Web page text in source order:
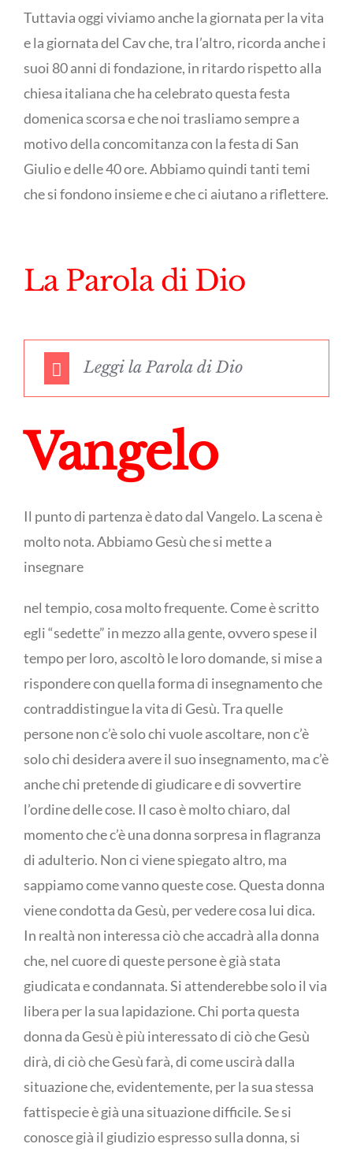
Tuttavia oggi viviamo anche la giornata per la vita
e la giornata del Cav che, tra l’altro, ricorda anche i
suoi 80 anni di fondazione, in ritardo rispetto alla
chiesa italiana che ha celebrato questa festa
domenica scorsa e che noi trasliamo sempre a
motivo della concomitanza con la festa di San
Giulio e delle 40 ore. Abbiamo quindi tanti temi
che si fondono insieme e che ci aiutano a riflettere.
La Parola di Dio
Leggi la Parola di Dio
Vangelo
Il punto di partenza è dato dal Vangelo. La scena è
molto nota. Abbiamo Gesù che si mette a
insegnare
nel tempio, cosa molto frequente. Come è scritto
egli “sedette” in mezzo alla gente, ovvero spese il
tempo per loro, ascoltò le loro domande, si mise a
rispondere con quella forma di insegnamento che
contraddistingue la vita di Gesù. Tra quelle
persone non c’è solo chi vuole ascoltare, non c’è
solo chi desidera avere il suo insegnamento, ma c’è
anche chi pretende di giudicare e di sovvertire
l’ordine delle cose. Il caso è molto chiaro, dal
momento che c’è una donna sorpresa in flagranza
di adulterio. Non ci viene spiegato altro, ma
sappiamo come vanno queste cose. Questa donna
viene condotta da Gesù, per vedere cosa lui dica.
In realtà non interessa ciò che accadrà alla donna
che, nel cuore di queste persone è già stata
giudicata e condannata. Si attenderebbe solo il via
libera per la sua lapidazione. Chi porta questa
donna da Gesù è più interessato di ciò che Gesù
dirà, di ciò che Gesù farà, di come uscirà dalla
situazione che, evidentemente, per la sua stessa
fattispecie è già una situazione difficile. Se si
conosce già il giudizio espresso sulla donna, si